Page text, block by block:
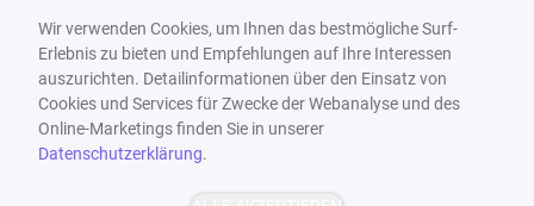
Datenschutzbestimmungen
Widerrufsbelehrung
Wir verwenden Cookies, um Ihnen das bestmögliche Surf-
Erlebnis zu bieten und Empfehlungen auf Ihre Interessen
auszurichten. Detailinformationen über den Einsatz von
Cookies und Services für Zwecke der Webanalyse und des
Online-Marketings finden Sie in unserer
Datenschutzerklärung.